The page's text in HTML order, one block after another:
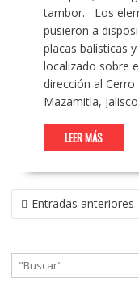
tambor. Los
pusieron a
placas balísticas
localizado sobre
dirección al
Mazamitla,
LEER MÁS
NAVEGACIÓN
DE Entradas anteriores